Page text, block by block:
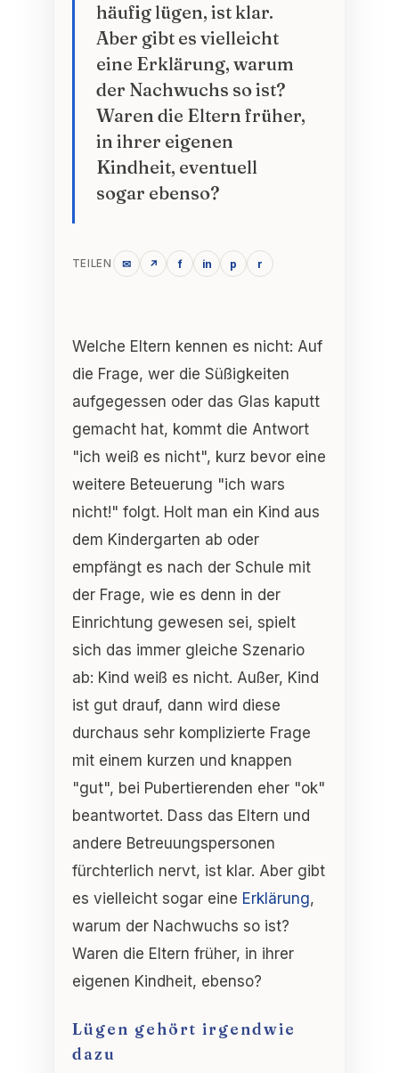
häufig lügen, ist klar.
Aber gibt es vielleicht
eine Erklärung, warum
der Nachwuchs so ist?
Waren die Eltern früher,
in ihrer eigenen
Kindheit, eventuell
sogar ebenso?
TEILEN ✉ ↗ f in p r
Welche Eltern kennen es nicht: Auf
die Frage, wer die Süßigkeiten
aufgegessen oder das Glas kaputt
gemacht hat, kommt die Antwort
"ich weiß es nicht", kurz bevor eine
weitere Beteuerung "ich wars
nicht!" folgt. Holt man ein Kind aus
dem Kindergarten ab oder
empfängt es nach der Schule mit
der Frage, wie es denn in der
Einrichtung gewesen sei, spielt
sich das immer gleiche Szenario
ab: Kind weiß es nicht. Außer, Kind
ist gut drauf, dann wird diese
durchaus sehr komplizierte Frage
mit einem kurzen und knappen
"gut", bei Pubertierenden eher "ok"
beantwortet. Dass das Eltern und
andere Betreuungspersonen
fürchterlich nervt, ist klar. Aber gibt
es vielleicht sogar eine Erklärung,
warum der Nachwuchs so ist?
Waren die Eltern früher, in ihrer
eigenen Kindheit, ebenso?
Lügen gehört irgendwie
dazu